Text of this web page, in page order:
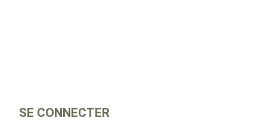
SE CONNECTER